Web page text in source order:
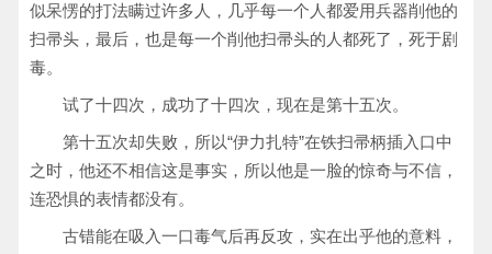
似呆愣的打法瞒过许多人，几乎每一个人都爱用兵器削他的
扫帚头，最后，也是每一个削他扫帚头的人都死了，死于剧
毒。
试了十四次，成功了十四次，现在是第十五次。
第十五次却失败，所以“伊力扎特”在铁扫帚柄插入口中
之时，他还不相信这是事实，所以他是一脸的惊奇与不信，
连恐惧的表情都没有。
古错能在吸入一口毒气后再反攻，实在出乎他的意料，